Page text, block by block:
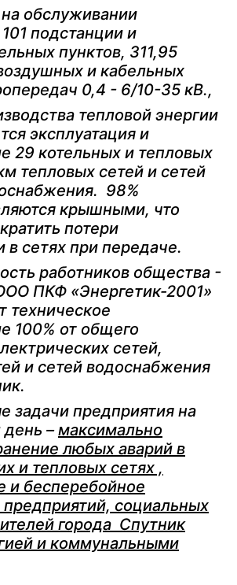
обслуживании
подстанции и
пунктов, 311,95
и кабельных
0,4 - 6/10-35 кВ.,
тепловой энергии
эксплуатация и
29 котельных и тепловых
тепловых сетей и сетей
98%
крышными, что
потери
в сетях при передаче.
работников общества -
ПКФ «Энергетик-2001»
техническое
100% от общего
сетей,
и сетей водоснабжения
предприятия на
–максимально
любых аварий в
и тепловых сетях ,
и бесперебойное
социальных
города Спутник
и коммунальными